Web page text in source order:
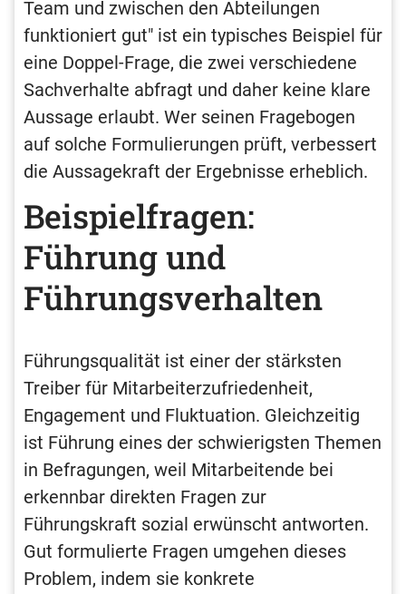
Team und zwischen den Abteilungen
funktioniert gut" ist ein typisches Beispiel für
eine Doppel-Frage, die zwei verschiedene
Sachverhalte abfragt und daher keine klare
Aussage erlaubt. Wer seinen Fragebogen
auf solche Formulierungen prüft, verbessert
die Aussagekraft der Ergebnisse erheblich.
Beispielfragen:
Führung und
Führungsverhalten
Führungsqualität ist einer der stärksten
Treiber für Mitarbeiterzufriedenheit,
Engagement und Fluktuation. Gleichzeitig
ist Führung eines der schwierigsten Themen
in Befragungen, weil Mitarbeitende bei
erkennbar direkten Fragen zur
Führungskraft sozial erwünscht antworten.
Gut formulierte Fragen umgehen dieses
Problem, indem sie konkrete